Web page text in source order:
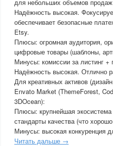
для небольших объемов
Надёжность высокая.
обеспечивает безопасные
Etsy.
Плюсы: огромная аудитория,
цифровые товары (шаблоны,
Минусы: комиссии за листинг
Надёжность высокая. Отлично
Для креативных активов
Envato Market (ThemeForest,
3DOcean):
Плюсы: крупнейшая
стандарты качества (что
Минусы: высокая конкуренция
Читать дальше →